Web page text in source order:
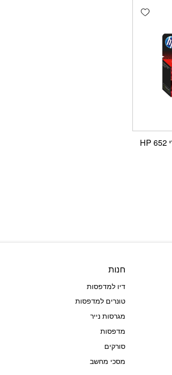
Add wishlist
ראש דיו צבעוני מקורי 652 HP
חנות
דיו למדפסות
טונרים למדפסות
מגרסות נייר
מדפסות
סורקים
מסכי מחשב